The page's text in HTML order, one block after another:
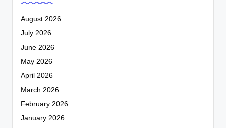
August 2026
July 2026
June 2026
May 2026
April 2026
March 2026
February 2026
January 2026